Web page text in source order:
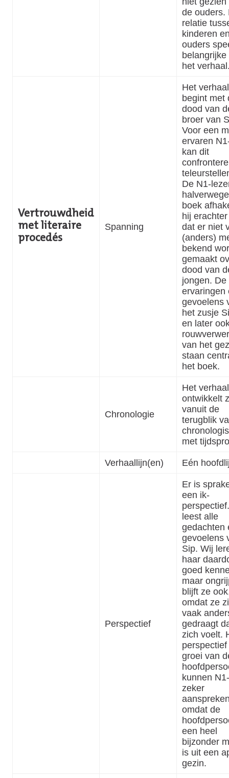
de ouders.
relatie
kinderen
ouders
belangrijke
het
Vertrouwdheid
met literaire
procedés
Spanning
Het verhaal
begint met
dood van
broer van
Voor een
ervaren
kan dit
De N1-
boek
hij
dat er niet
(anders)
bekend
gemaakt
dood van
jongen. De
ervaringen
gevoelens
het zusje
en later
van het
staan
het boek.
Chronologie
Het verhaal
ontwikkelt
vanuit de
terugblik
met
Verhaallijn(en)
Eén
Perspectief
Er is
een ik-
leest alle
gedachten
gevoelens
Sip. Wij
haar
goed
maar
blijft ze
omdat ze
vaak
gedraagt
zich voelt.
groei van
kunnen
zeker
omdat de
een heel
bijzonder
is uit een
gezin.